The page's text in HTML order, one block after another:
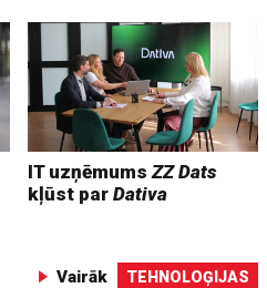
IT uzņēmumsZZ Dats
kļūst parDativa
Vairāk TEHNOLOĢIJAS